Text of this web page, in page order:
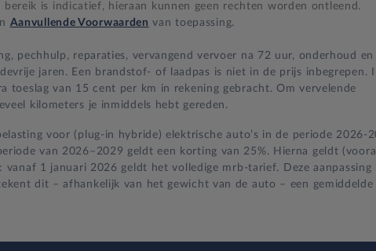
is indicatief, hieraan kunnen geen rechten worden ontleend.
Aanvullende Voorwaarden van toepassing.
pechhulp, reparaties, vervangend vervoer na 72 uur, onderhoud en
jaren. Een brandstof- of laadpas is niet in de prijs inbegrepen.
van 15 cent per km in rekening gebracht. Om vervelende
kilometers je inmiddels hebt gereden.
voor (plug-in hybride) elektrische auto’s in de periode 2026-
van 2026–2029 geldt een korting van 25%. Hierna geldt
1 januari 2026 geldt het volledige mrb-tarief. Deze aanpassing
dit – afhankelijk van het gewicht van de auto – een gemiddelde